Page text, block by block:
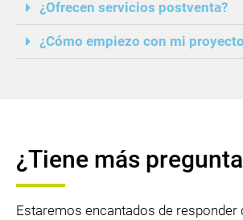
¿Ofrecen servicios postventa?
¿Cómo empiezo con mi
¿Tiene más
Estaremos encantados de responder